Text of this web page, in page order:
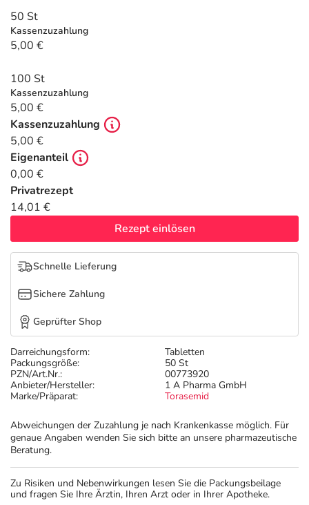
Tierapotheke
Vitamine & Mineralstoffe
Marken
Salus Deals
Darreichungsform:
Tabletten
Packungsgröße:
50 St
PZN/Art.Nr.:
00773920
Anbieter/Hersteller:
1 A Pharma GmbH
Marke/Präparat:
Torasemid
Abweichungen der Zuzahlung je nach Krankenkasse möglich. Für
genaue Angaben wenden Sie sich bitte an unsere pharmazeutische
Beratung.
50 St
Kassenzuzahlung
5,00 €
100 St
Kassenzuzahlung
5,00 €
Kassenzuzahlung
5,00 €
Eigenanteil
0,00 €
Privatrezept
14,01 €
Rezept einlösen
Schnelle Lieferung
Sichere Zahlung
Geprüfter Shop
Zu Risiken und Nebenwirkungen lesen Sie die Packungsbeilage
und fragen Sie Ihre Ärztin, Ihren Arzt oder in Ihrer Apotheke.